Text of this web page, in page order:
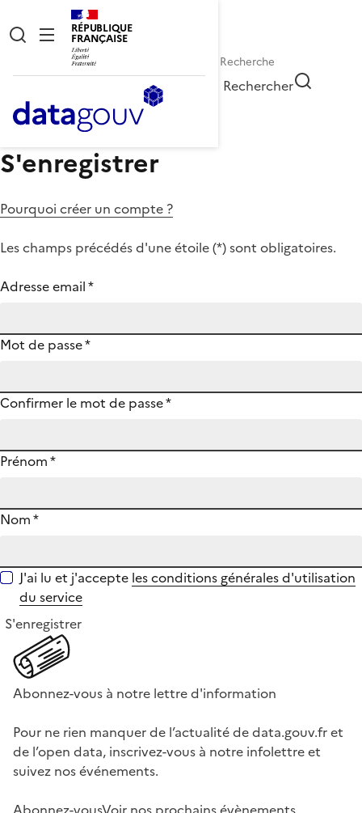
RÉPUBLIQUE
FRANÇAISE
Rechercher
S'enregistrer
Pourquoi créer un compte ?
Les champs précédés d'une étoile (*) sont obligatoires.
Adresse email*
Mot de passe*
Confirmer le mot de passe*
Prénom*
Nom*
J'ai lu et j'accepte les conditions générales d'utilisation
du service
S'enregistrer
Abonnez-vous à notre lettre d'information
Pour ne rien manquer de l’actualité de data.gouv.fr et
de l’open data, inscrivez-vous à notre infolettre et
suivez nos événements.